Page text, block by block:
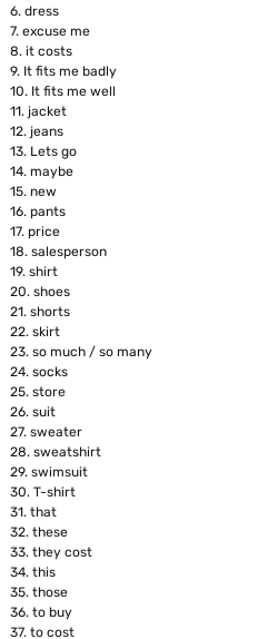
6. dress
7. excuse me
8. it costs
9. It fits me badly
10. It fits me well
11. jacket
12. jeans
13. Lets go
14. maybe
15. new
16. pants
17. price
18. salesperson
19. shirt
20. shoes
21. shorts
22. skirt
23. so much / so many
24. socks
25. store
26. suit
27. sweater
28. sweatshirt
29. swimsuit
30. T-shirt
31. that
32. these
33. they cost
34. this
35. those
36. to buy
37. to cost